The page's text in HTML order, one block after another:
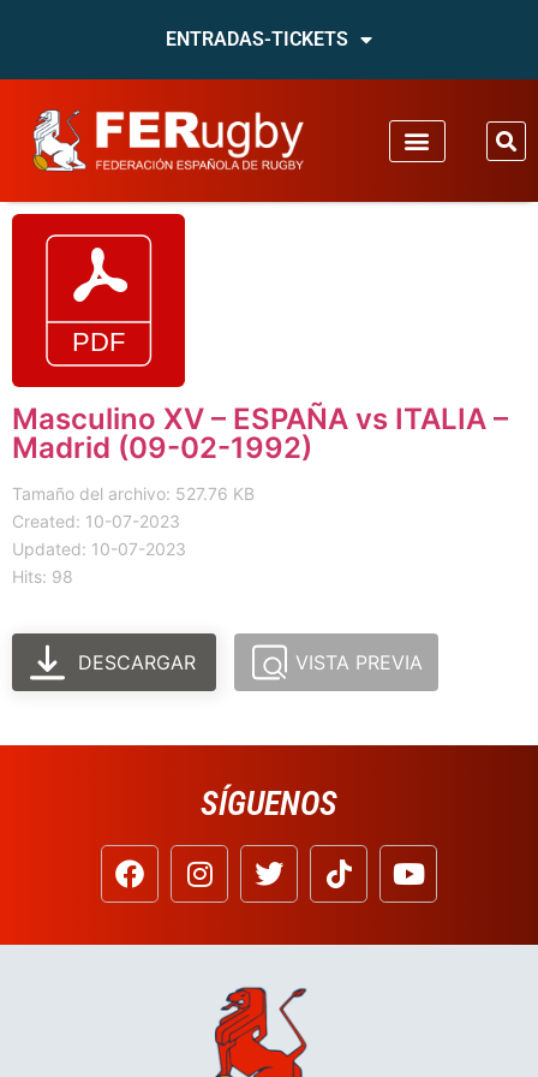
ENTRADAS-TICKETS
Masculino XV – ESPAÑA vs ITALIA –
Madrid (09-02-1992)
Tamaño del archivo: 527.76 KB
Created: 10-07-2023
Updated: 10-07-2023
Hits: 98
DESCARGAR VISTA PREVIA
SÍGUENOS